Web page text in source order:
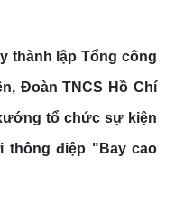
thành lập Tổng công
Đoàn TNCS Hồ Chí
tổ chức sự kiện
thông điệp "Bay cao